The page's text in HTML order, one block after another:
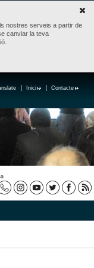
nostres serveis a partir de
canviar la teva
Contacte
Inici